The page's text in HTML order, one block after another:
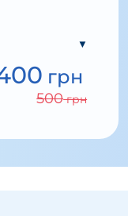
▼
грн
500грн